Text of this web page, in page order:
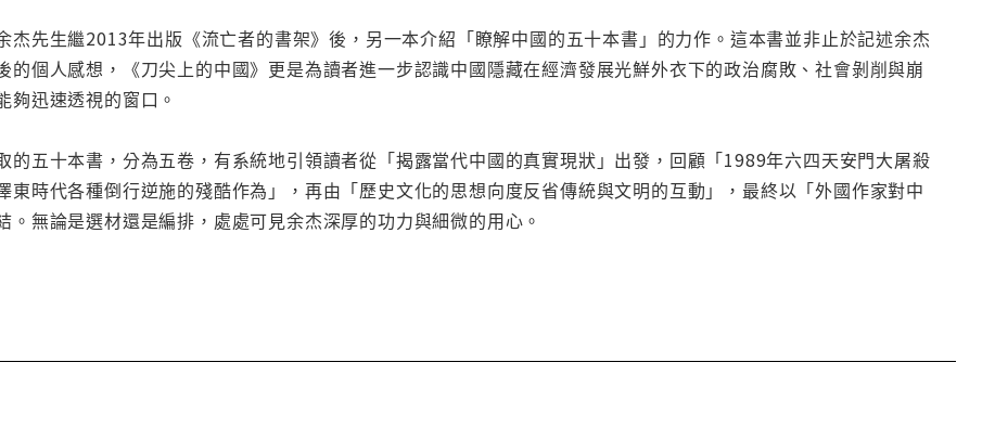
杰先生繼2013年出版《流亡者的書架》後，另一本介紹「瞭解中國的五十本書」的力作。這本書並非止於記述余杰
的個人感想，《刀尖上的中國》更是為讀者進一步認識中國隱藏在經濟發展光鮮外衣下的政治腐敗、社會剝削與崩
夠迅速透視的窗口。
的五十本書，分為五卷，有系統地引領讀者從「揭露當代中國的真實現狀」出發，回顧「1989年六四天安門大屠殺
東時代各種倒行逆施的殘酷作為」，再由「歷史文化的思想向度反省傳統與文明的互動」，最終以「外國作家對中
。無論是選材還是編排，處處可見余杰深厚的功力與細微的用心。